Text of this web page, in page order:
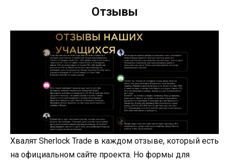
Отзывы
Хвалят Sherlock Trade в каждом отзыве, который есть
на официальном сайте проекта. Но формы для